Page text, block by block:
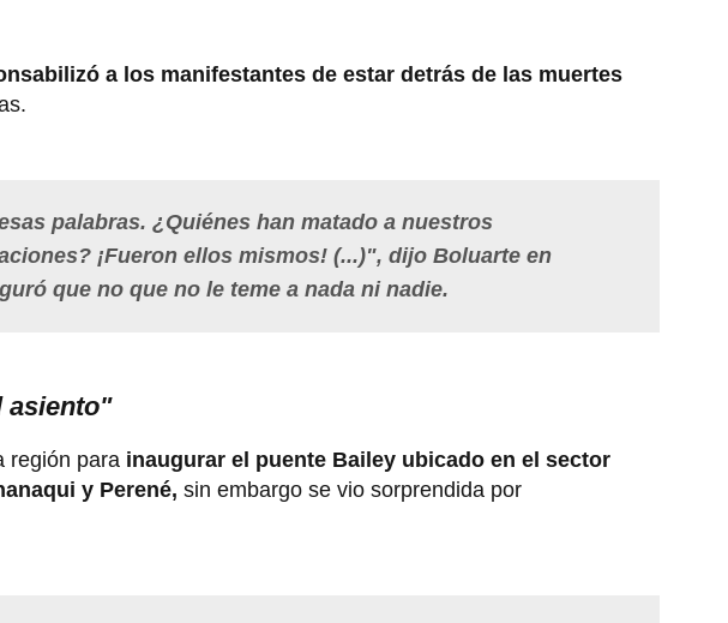
a los manifestantes de estar detrás de las muertes
palabras. ¿Quiénes han matado a nuestros
¡Fueron ellos mismos! (...)", dijo Boluarte en
que no que no le teme a nada ni nadie.
asiento"
región para inaugurar el puente Bailey ubicado en el sector
y Perené, sin embargo se vio sorprendida por